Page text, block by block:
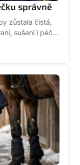
správně
zůstala čistá,
sušení i péči